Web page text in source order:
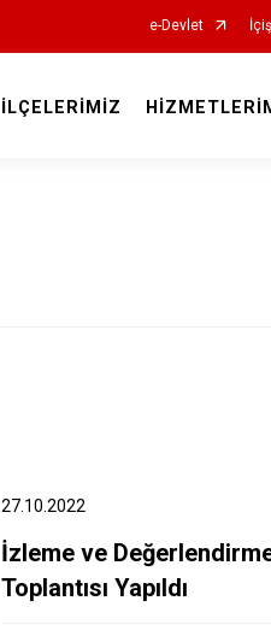
e-Devlet
İLÇELERİMİZ
27.10.2022
İzleme ve
Toplantısı Yapıldı